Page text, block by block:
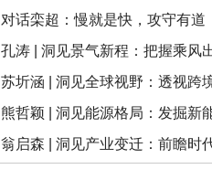
对话栾超：慢就是快，攻守有道
孔涛 | 洞见景气新程：把握乘风
苏圻涵 | 洞见全球视野：透视跨
熊哲颖 | 洞见能源格局：发掘新
翁启森 | 洞见产业变迁：前瞻时